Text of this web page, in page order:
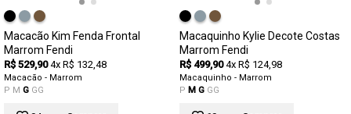
Macacão Kim Fenda Frontal
Marrom Fendi
R$ 529,90 4x R$ 132,48
Macacão - Marrom
P M G GG
Macaquinho Kylie Decote Costas
Marrom Fendi
R$ 499,90 4x R$ 124,98
Macaquinho - Marrom
P M G GG